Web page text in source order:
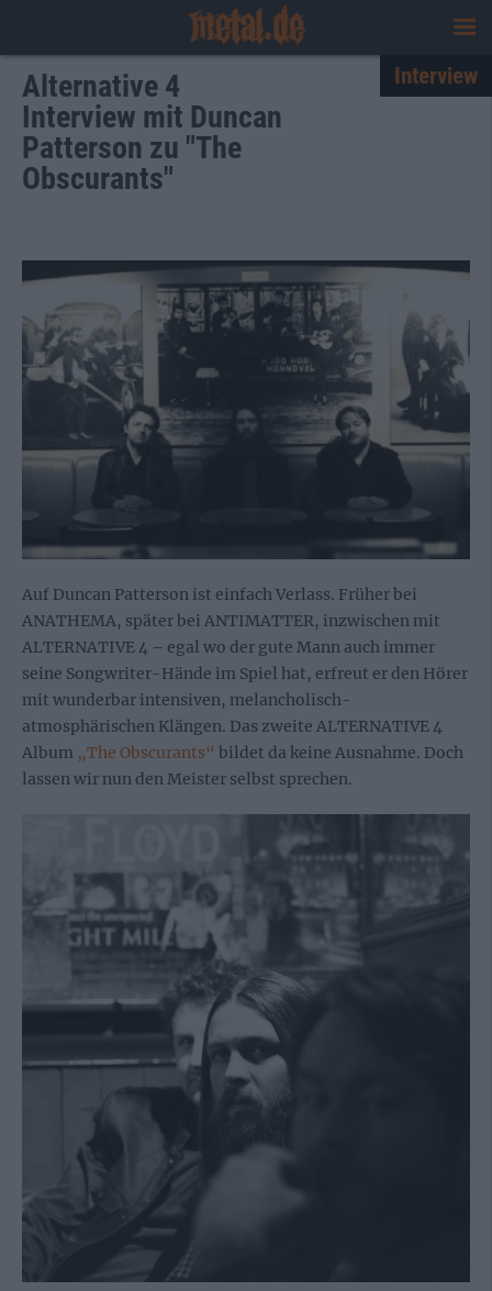
Alternative 4
Interview mit Duncan
Patterson zu "The
Obscurants"
Interview
Auf Duncan Patterson ist einfach Verlass. Früher bei
ANATHEMA, später bei ANTIMATTER, inzwischen mit
ALTERNATIVE 4 – egal wo der gute Mann auch immer
seine Songwriter-Hände im Spiel hat, erfreut er den Hörer
mit wunderbar intensiven, melancholisch-
atmosphärischen Klängen. Das zweite ALTERNATIVE 4
Album „The Obscurants“ bildet da keine Ausnahme. Doch
lassen wir nun den Meister selbst sprechen.